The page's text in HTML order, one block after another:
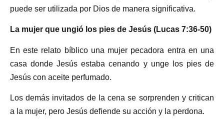
puede ser utilizada por Dios de manera significativa.
La mujer que ungió los pies de Jesús (Lucas 7:36-50)
En este relato bíblico una mujer pecadora entra en una
casa donde Jesús estaba cenando y unge los pies de
Jesús con aceite perfumado.
Los demás invitados de la cena se sorprenden y critican
a la mujer, pero Jesús defiende su acción y la perdona.